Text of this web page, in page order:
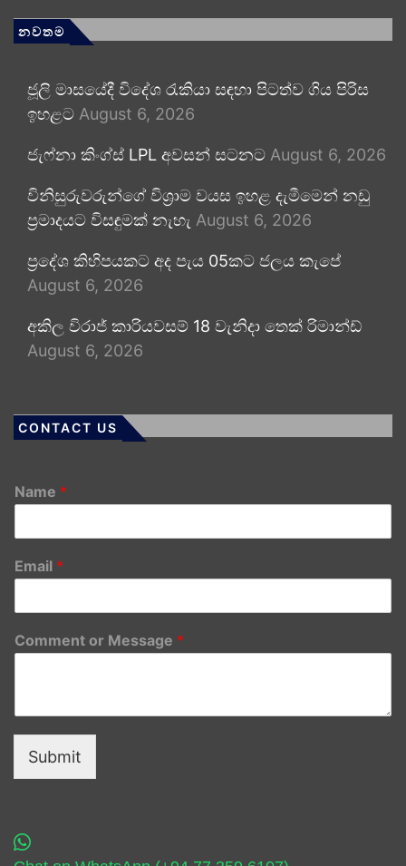
නවතම
ජූලි මාසයේදී විදේශ රැකියා සඳහා පිටත්ව ගිය පිරිස
ඉහළට August 6, 2026
ජැෆ්නා කිංග්ස් LPL අවසන් සටනට August 6, 2026
විනිසුරුවරුන්ගේ විශ්‍රාම වයස ඉහළ දැමීමෙන් නඩු
ප්‍රමාදයට විසඳුමක් නැහැ August 6, 2026
ප්‍රදේශ කිහිපයකට අද පැය 05කට ජලය කැපේ
August 6, 2026
අකිල විරාජ් කාරියවසම් 18 වැනිදා තෙක් රිමාන්ඩ්
August 6, 2026
CONTACT US
Name *
Email *
Comment or Message *
Submit